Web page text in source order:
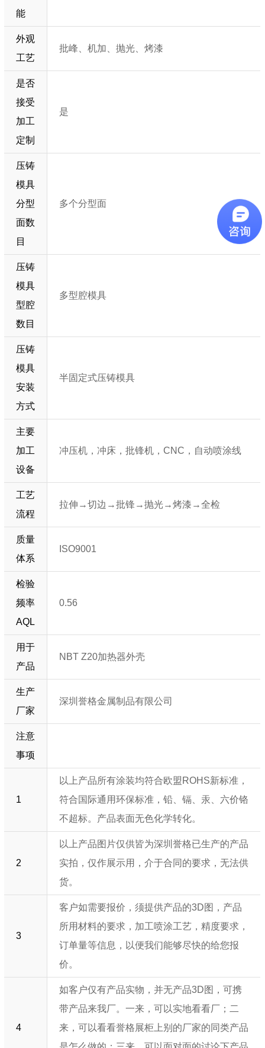
能
外观
工艺
批峰、机加、抛光、烤漆
是否
接受
加工
定制
是
压铸
模具
分型
面数
目
多个分型面
压铸
模具
型腔
数目
多型腔模具
压铸
模具
安装
方式
半固定式压铸模具
主要
加工
设备
冲压机，冲床，批锋机，CNC，自动喷涂线
工艺
流程
拉伸→切边→批锋→抛光→烤漆→全检
质量
体系
ISO9001
检验
频率
AQL
0.56
用于
产品
NBT Z20加热器外壳
生产
厂家
深圳誉格金属制品有限公司
注意
事项
1
以上产品所有涂装均符合欧盟ROHS新标准，
符合国际通用环保标准，铅、镉、汞、六价铬
不超标。产品表面无色化学转化。
2
以上产品图片仅供皆为深圳誉格已生产的产品
实拍，仅作展示用，介于合同的要求，无法供
货。
3
客户如需要报价，须提供产品的3D图，产品
所用材料的要求，加工喷涂工艺，精度要求，
订单量等信息，以便我们能够尽快的给您报
价。
4
如客户仅有产品实物，并无产品3D图，可携
带产品来我厂。一来，可以实地看看厂；二
来，可以看看誉格展柜上别的厂家的同类产品